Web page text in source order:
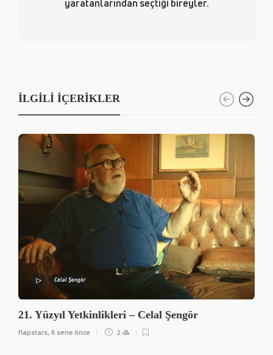
yaratanlarından seçtiği bireyler.
İLGILI İÇERIKLER
Celal Şengör
21. Yüzyıl Yetkinlikleri – Celal Şengör
flapstars, 6 sene önce 2 dk